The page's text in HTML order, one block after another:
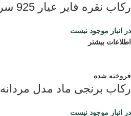
رکاب نقره فایر عیار 925 سربرنجی
در انبار موجود نیست
اطلاعات بیشتر
فروخته شده
رکاب برنجی ماد مدل مردانه
در انبار موجود نیست